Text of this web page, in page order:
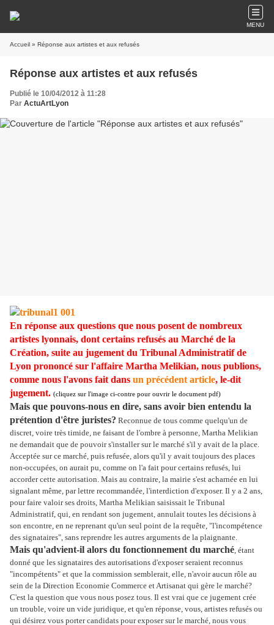
MENU
Accueil » Réponse aux artistes et aux refusés
Réponse aux artistes et aux refusés
Publié le 10/04/2012 à 11:28
Par ActuArtLyon
En réponse aux questions que nous posent de nombreux
artistes lyonnais, dont certains refusés au Marché de la
Création, suite au jugement du Tribunal Administratif de
Lyon prononcé sur l'affaire Martha Melikian, nous publions,
comme nous l'avons fait dans un précédent article, le-dit
jugement. (cliquez sur l'image ci-contre pour ouvrir le document pdf)
Mais que pouvons-nous en dire, sans avoir bien entendu la
prétention d'être juristes? Reconnue de tous comme quelqu'un de
discret, voire très timide, ne faisant de l'ombre à personne, Martha Melikian
ne demandait que de pouvoir s'installer sur le marché s'il y avait de la place.
Acceptée sur ce marché, puis refusée, alors qu'il y avait toujours des places
non-occupées, on aurait pu, comme on l'a fait pour certains refusés, lui
accorder cette autorisation. Mais au contraire, la mairie s'est acharnée en lui
signalant même, par lettre recommandée, l'interdiction d'exposer. Il y a 2 ans,
pour faire valoir ses droits, Martha Melikian saisissait le Tribunal
Administratif, qui, en rendant son jugement, annulait toutes les décisions à
son encontre, en ne reprenant qu'un seul point de la requête, "l'incompétence
des signataires", sans reprendre les autres arguments de la plaignante.
Mais qu'advient-il alors du fonctionnement du marché, étant
donné que les signataires des autorisations d'exposer seraient reconnus
"incompétents" et que la commission semblerait, elle, n'avoir aucun rôle au
sein de la Direction Economie Commerce et Artisanat qui gère le marché?
C'est la question que vous nous posez tous. Il est vrai que ce jugement crée
un trouble, voire un vide juridique, et qu'en réponse, vous, artistes refusés ou
qui désirez vous porter candidats pour exposer sur le marché, nous vous